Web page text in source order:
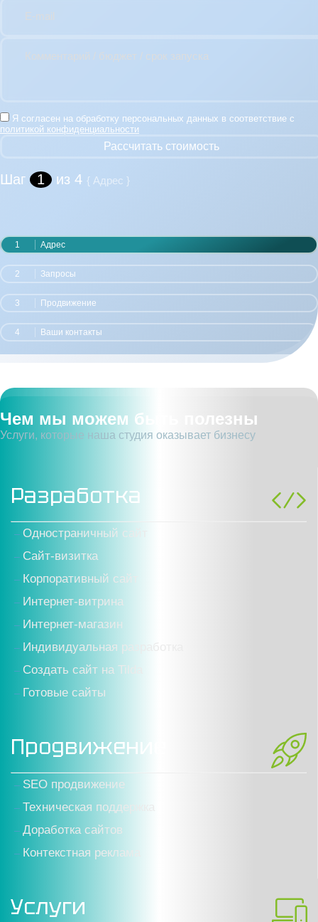
Комментарий / бюджет / срок запуска
Я согласен на обработку персональных данных в соответствие с
политикой конфиденциальности
Рассчитать стоимость
Шаг 1 из 4 { Адрес }
1 Адрес
2 Запросы
3 Продвижение
4 Ваши контакты
Чем мы можем быть полезны
Услуги, которые наша студия оказывает бизнесу
Разработка
Одностраничный сайт
Cайт-визитка
Корпоративный сайт
Интернет-витрина
Интернет-магазин
Индивидуальная разработка
Создать сайт на Tilda
Готовые сайты
Продвижение
SEO продвижение
Техническая поддержка
Доработка сайтов
Контекстная реклама
Услуги